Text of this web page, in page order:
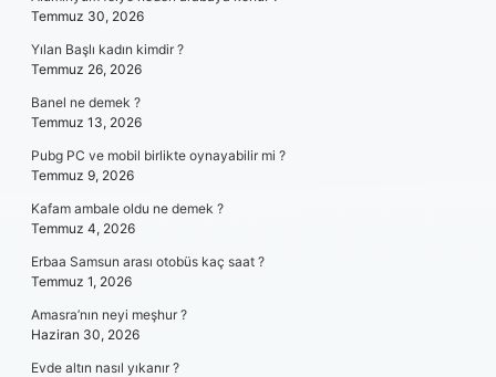
Temmuz 30, 2026
Yılan Başlı kadın kimdir ?
Temmuz 26, 2026
Banel ne demek ?
Temmuz 13, 2026
Pubg PC ve mobil birlikte oynayabilir mi ?
Temmuz 9, 2026
Kafam ambale oldu ne demek ?
Temmuz 4, 2026
Erbaa Samsun arası otobüs kaç saat ?
Temmuz 1, 2026
Amasra’nın neyi meşhur ?
Haziran 30, 2026
Evde altın nasıl yıkanır ?